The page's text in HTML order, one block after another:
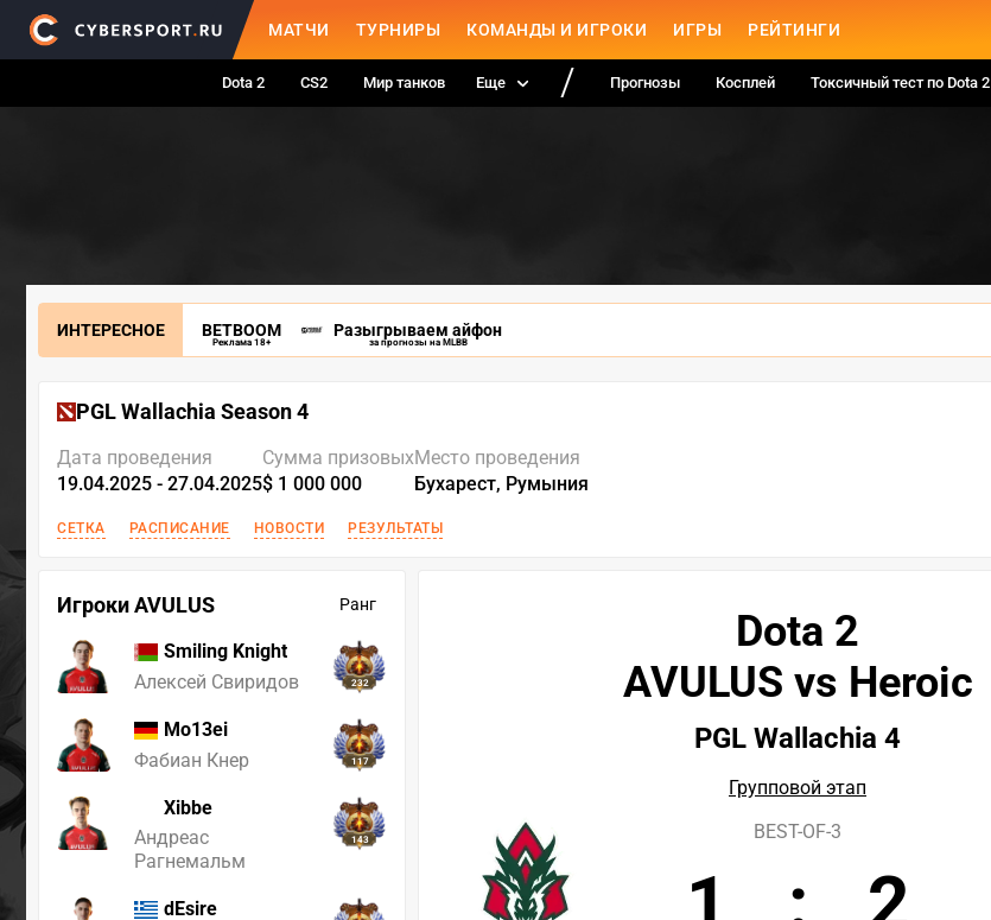
МАТЧИ ТУРНИРЫ КОМАНДЫ И ИГРОКИ ИГРЫ РЕЙТИНГИ
Dota 2 CS2 Мир танков Еще Прогнозы Косплей Токсичный тест по Dota 2
ИНТЕРЕСНОЕ BETBOOM
Реклама 18+
Разыгрываем айфон
за прогнозы на MLBB
PGL Wallachia Season 4
Дата проведения
19.04.2025 - 27.04.2025
Сумма призовых
$ 1 000 000
Место проведения
Бухарест, Румыния
СЕТКА РАСПИСАНИЕ НОВОСТИ РЕЗУЛЬТАТЫ
Игроки AVULUS Ранг
Smiling Knight
Алексей Свиридов
232
Mo13ei
Фабиан Кнер
117
Xibbe
Андреас
Рагнемальм
143
dEsire
Dota 2
AVULUS vs Heroic
PGL Wallachia 4
Групповой этап
BEST-OF-3